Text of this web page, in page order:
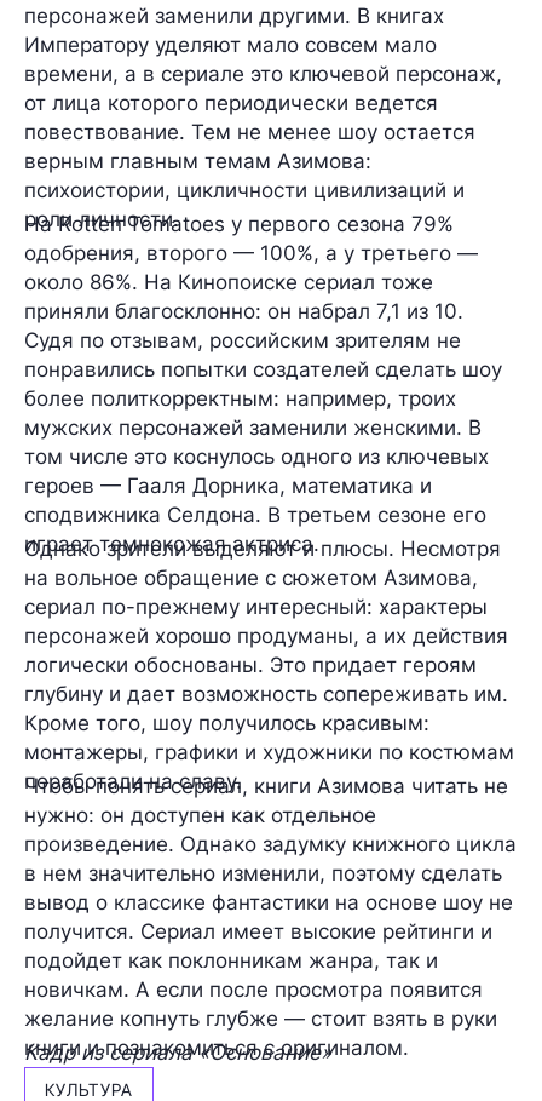
персонажей заменили другими. В книгах
Императору уделяют мало совсем мало
времени, а в сериале это ключевой персонаж,
от лица которого периодически ведется
повествование. Тем не менее шоу остается
верным главным темам Азимова:
психоистории, цикличности цивилизаций и
роли личности.
На Rotten Tomatoes у первого сезона 79%
одобрения, второго — 100%, а у третьего —
около 86%. На Кинопоиске сериал тоже
приняли благосклонно: он набрал 7,1 из 10.
Судя по отзывам, российским зрителям не
понравились попытки создателей сделать шоу
более политкорректным: например, троих
мужских персонажей заменили женскими. В
том числе это коснулось одного из ключевых
героев — Гааля Дорника, математика и
сподвижника Селдона. В третьем сезоне его
играет темнокожая актриса.
Однако зрители выделяют и плюсы. Несмотря
на вольное обращение с сюжетом Азимова,
сериал по-прежнему интересный: характеры
персонажей хорошо продуманы, а их действия
логически обоснованы. Это придает героям
глубину и дает возможность сопереживать им.
Кроме того, шоу получилось красивым:
монтажеры, графики и художники по костюмам
поработали на славу.
Чтобы понять сериал, книги Азимова читать не
нужно: он доступен как отдельное
произведение. Однако задумку книжного цикла
в нем значительно изменили, поэтому сделать
вывод о классике фантастики на основе шоу не
получится. Сериал имеет высокие рейтинги и
подойдет как поклонникам жанра, так и
новичкам. А если после просмотра появится
желание копнуть глубже — стоит взять в руки
книги и познакомиться с оригиналом.
Кадр из сериала «Основание»
КУЛЬТУРА